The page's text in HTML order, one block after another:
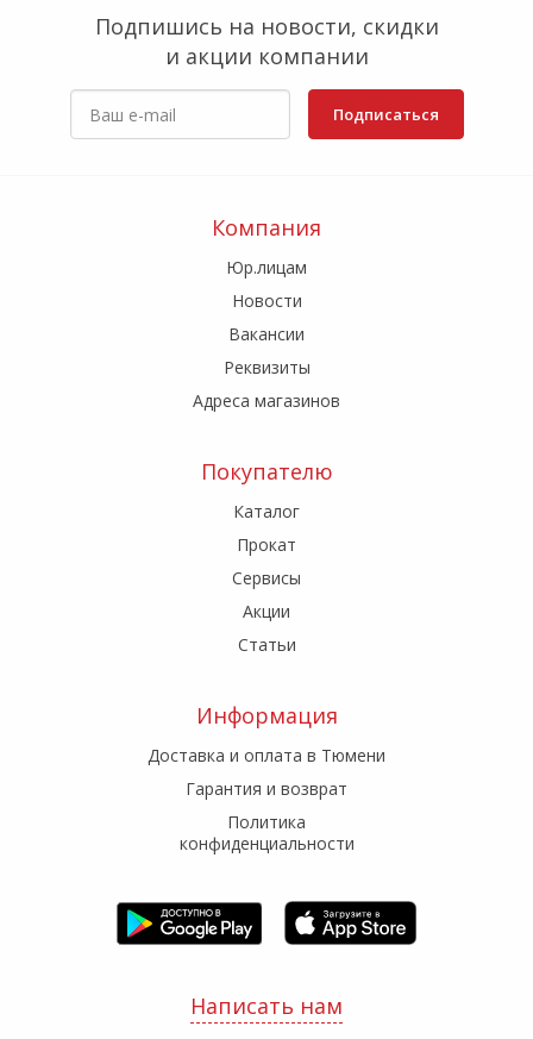
Подпишись на новости, скидки
и акции компании
Подписаться
Компания
Юр.лицам
Новости
Вакансии
Реквизиты
Адреса магазинов
Покупателю
Каталог
Прокат
Сервисы
Акции
Статьи
Информация
Доставка и оплата в Тюмени
Гарантия и возврат
Политика
конфиденциальности
Написать нам